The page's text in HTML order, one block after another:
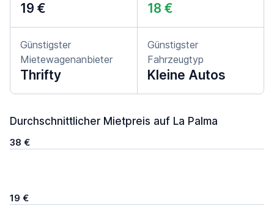
19 € 18 €
Günstigster
Mietewagenanbieter
Thrifty
Günstigster
Fahrzeugtyp
Kleine Autos
Durchschnittlicher Mietpreis auf La Palma
38 €
19 €